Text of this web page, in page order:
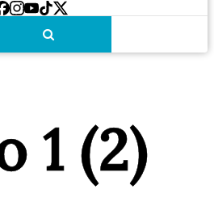
1 (2)